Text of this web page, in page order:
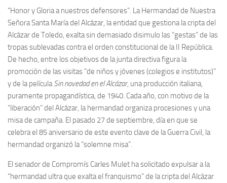
Archivo
Archivo Documental
Biografía
Cronología fundamental de Manuel Azaña
Artículos sobre Manuel Azaña
Ochenta años sin Manuel Azaña
Bibliografías
Biblioteca
Catálogo Hemeroteca
“Honor y Gloria a nuestros defensores”. La Hermandad de Nuestra
Señora Santa María del Alcázar, la entidad que gestiona la cripta del
Alcázar de Toledo, exalta sin demasiado disimulo las “gestas” de las
tropas sublevadas contra el orden constitucional de la II República.
De hecho, entre los objetivos de la junta directiva figura la
promoción de las visitas “de niños y jóvenes (colegios e institutos)”
y de la películaSin novedad en el Alcázar, una producción italiana,
puramente propagandística, de 1940. Cada año, con motivo de la
“liberación” del Alcázar, la hermandad organiza procesiones y una
misa de campaña. El pasado 27 de septiembre, día en que se
celebra el 85 aniversario de este evento clave de la Guerra Civil, la
hermandad organizó la “solemne misa”.
El senador de Compromís Carles Mulet ha solicitado expulsar a la
“hermandad ultra que exalta el franquismo” de la cripta del Alcázar